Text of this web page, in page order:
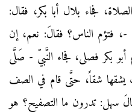
فجاء بلال أبا بكر، فقال:
فتؤم الناس؟ فقالَ: نعم، إن
بكر فصلى، فجاء النَّبيّ - صَلَّى
يشقها شقاً، حتَّى قام في الصف
سهل: تدرون ما التصفيح؟ هو